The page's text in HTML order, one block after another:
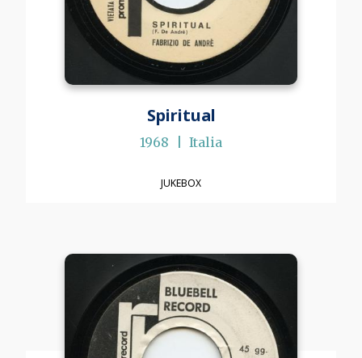
Spiritual
1968 Italia
JUKEBOX